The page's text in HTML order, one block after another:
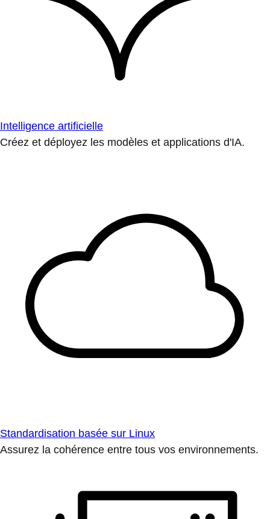
Intelligence artificielle
Créez et déployez les modèles et applications d'IA.
Standardisation basée sur Linux
Assurez la cohérence entre tous vos environnements.